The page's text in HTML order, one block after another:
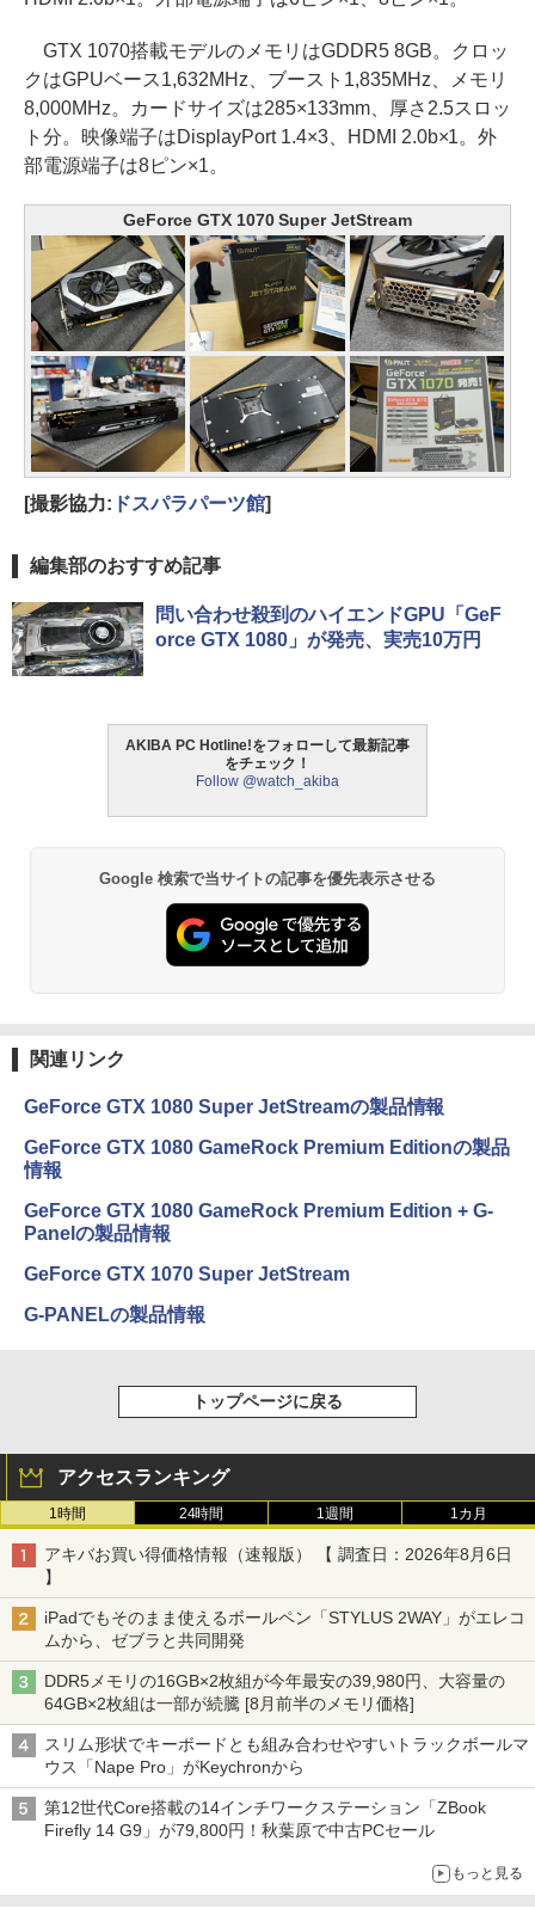
GTX 1070搭載モデルのメモリはGDDR5 8GB。クロッ
クはGPUベース1,632MHz、ブースト1,835MHz、メモリ
8,000MHz。カードサイズは285×133mm、厚さ2.5スロッ
ト分。映像端子はDisplayPort 1.4×3、HDMI 2.0b×1。外
部電源端子は8ピン×1。
GeForce GTX 1070 Super JetStream
[撮影協力: ドスパラパーツ館]
編集部のおすすめ記事
問い合わせ殺到のハイエンドGPU「GeF
orce GTX 1080」が発売、実売10万円
AKIBA PC Hotline!をフォローして最新記事
をチェック！
Follow @watch_akiba
Google 検索で当サイトの記事を優先表示させる
関連リンク
GeForce GTX 1080 Super JetStreamの製品情報
GeForce GTX 1080 GameRock Premium Editionの製品
情報
GeForce GTX 1080 GameRock Premium Edition + G-
Panelの製品情報
GeForce GTX 1070 Super JetStream
G-PANELの製品情報
トップページに戻る
アクセスランキング
1時間 24時間 1週間 1カ月
アキバお買い得価格情報（速報版） 【 調査日：2026年8月6日
】
iPadでもそのまま使えるボールペン「STYLUS 2WAY」がエレコ
ムから、ゼブラと共同開発
DDR5メモリの16GB×2枚組が今年最安の39,980円、大容量の
64GB×2枚組は一部が続騰 [8月前半のメモリ価格]
スリム形状でキーボードとも組み合わせやすいトラックボールマ
ウス「Nape Pro」がKeychronから
第12世代Core搭載の14インチワークステーション「ZBook
Firefly 14 G9」が79,800円！秋葉原で中古PCセール
もっと見る